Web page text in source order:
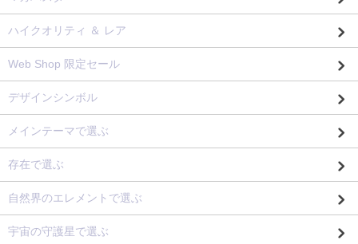
ハイクオリティ ＆ レア
Web Shop 限定セール
デザインシンボル
メインテーマで選ぶ
存在で選ぶ
自然界のエレメントで選ぶ
宇宙の守護星で選ぶ